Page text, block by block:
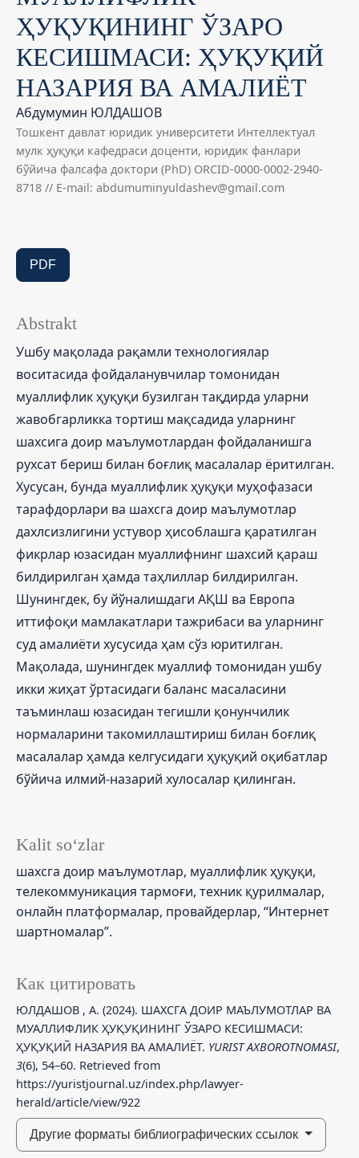
ҲУҚУҚИНИНГ ЎЗАРО
КЕСИШМАСИ: ҲУҚУҚИЙ
НАЗАРИЯ ВА АМАЛИЁТ
Абдумумин ЮЛДАШОВ
Тошкент давлат юридик университети Интеллектуал
мулк ҳуқуқи кафедраси доценти, юридик фанлари
бўйича фалсафа доктори (PhD) ORCID-0000-0002-2940-
8718 // E-mail: abdumuminyuldashev@gmail.com
PDF
Kalit so‘zlar
шахсга доир маълумотлар, муаллифлик ҳуқуқи,
телекоммуникация тармоғи, техник қурилмалар,
онлайн платформалар, провайдерлар, “Интернет
шартномалар”.
Как цитировать
ЮЛДАШОВ , А. (2024). ШАХСГА ДОИР МАЪЛУМОТЛАР ВА
МУАЛЛИФЛИК ҲУҚУҚИНИНГ ЎЗАРО КЕСИШМАСИ:
ҲУҚУҚИЙ НАЗАРИЯ ВА АМАЛИЁТ. YURIST AXBOROTNOMASI,
3(6), 54–60. Retrieved from
https://yuristjournal.uz/index.php/lawyer-
herald/article/view/922
Другие форматы библиографических ссылок
Abstrakt
Ушбу мақолада рақамли технологиялар
воситасида фойдаланувчилар томонидан
муаллифлик ҳуқуқи бузилган тақдирда уларни
жавобгарликка тортиш мақсадида уларнинг
шахсига доир маълумотлардан фойдаланишга
рухсат бериш билан боғлиқ масалалар ёритилган.
Хусусан, бунда муаллифлик ҳуқуқи муҳофазаси
тарафдорлари ва шахсга доир маълумотлар
дахлсизлигини устувор ҳисоблашга қаратилган
фикрлар юзасидан муаллифнинг шахсий қараш
билдирилган ҳамда таҳлиллар билдирилган.
Шунингдек, бу йўналишдаги АҚШ ва Европа
иттифоқи мамлакатлари тажрибаси ва уларнинг
суд амалиёти хусусида ҳам сўз юритилган.
Мақолада, шунингдек муаллиф томонидан ушбу
икки жиҳат ўртасидаги баланс масаласини
таъминлаш юзасидан тегишли қонунчилик
нормаларини такомиллаштириш билан боғлиқ
масалалар ҳамда келгусидаги ҳуқуқий оқибатлар
бўйича илмий-назарий хулосалар қилинган.